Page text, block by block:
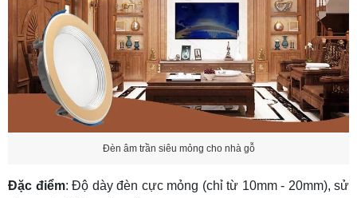
Đèn âm trần siêu mỏng cho nhà gỗ
Đặc điểm: Độ dày đèn cực mỏng (chỉ từ 10mm - 20mm), sử